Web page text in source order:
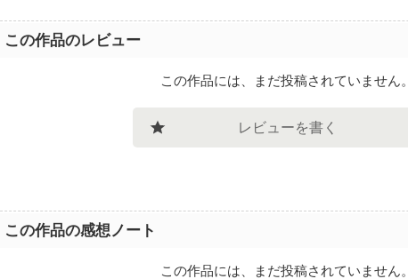
この作品のレビュー
この作品には、まだ投稿されていません。
レビューを書く
この作品の感想ノート
この作品には、まだ投稿されていません。